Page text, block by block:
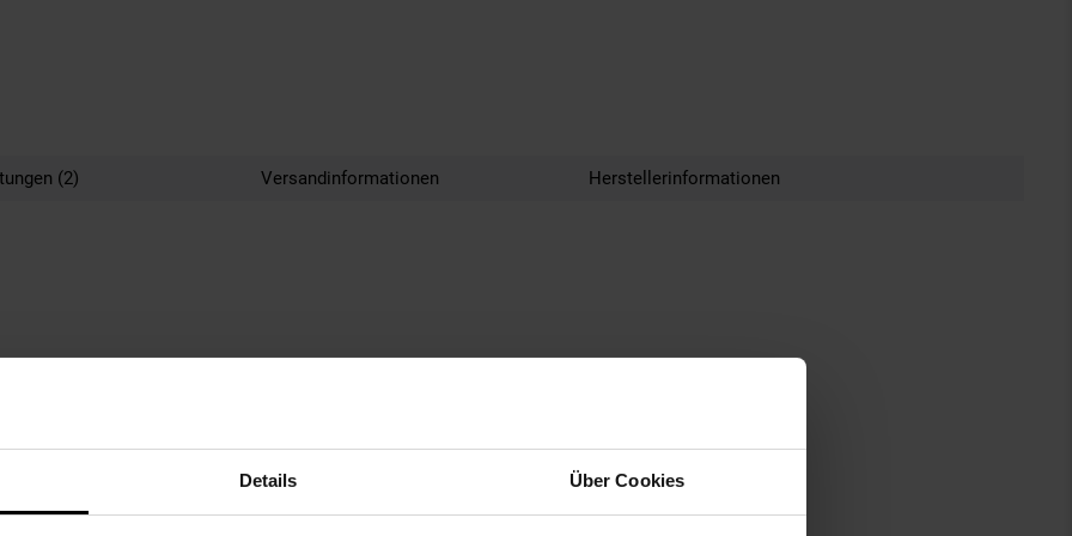
Details Über Cookies
(2) Versandinformationen Herstellerinformationen